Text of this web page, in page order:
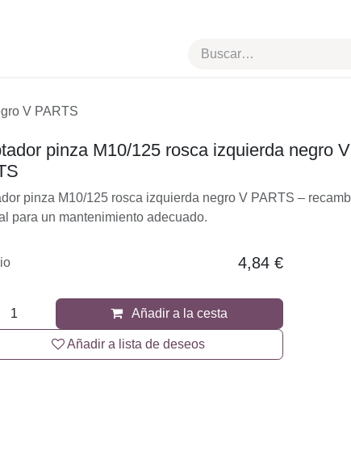
negro V PARTS
pinza M10/125 rosca izquierda negro V
pinza M10/125 rosca izquierda negro V PARTS –
esencial para un mantenimiento adecuado.
Añadir a la cesta
Añadir a lista de deseos
4,84€